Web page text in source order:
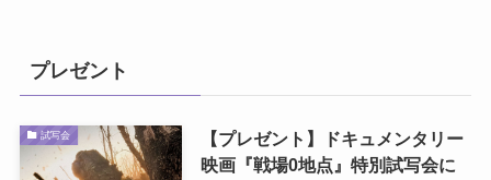
プレゼント
試写会
【プレゼント】ドキュメンタリー
映画『戦場0地点』特別試写会に